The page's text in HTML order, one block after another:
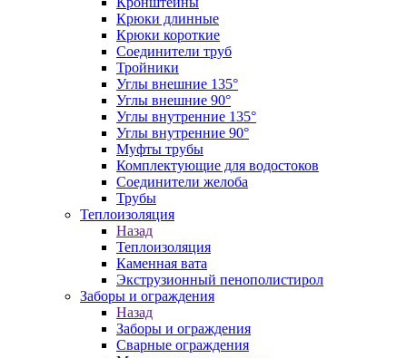
Крюки длинные
Крюки короткие
Соединители труб
Тройники
Углы внешние 135°
Углы внешние 90°
Углы внутренние 135°
Углы внутренние 90°
Муфты трубы
Комплектующие для водостоков
Соединители желоба
Трубы
Теплоизоляция
Назад
Теплоизоляция
Каменная вата
Экструзионный пенополистирол
Заборы и ограждения
Назад
Заборы и ограждения
Сварные ограждения